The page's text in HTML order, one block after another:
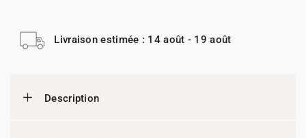
Livraison estimée : 14 août - 19 août
Description